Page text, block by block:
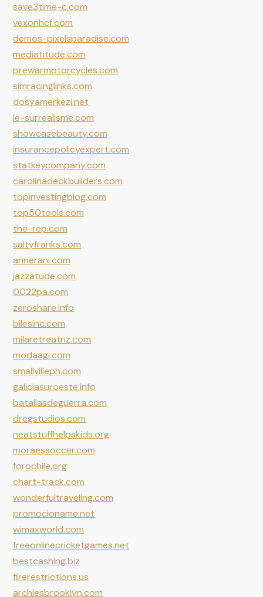
save3time-c.com
vexonhcf.com
demos-pixelsparadise.com
mediatitude.com
prewarmotorcycles.com
simracinglinks.com
dosyamerkezi.net
le-surrealisme.com
showcasebeauty.com
insurancepolicyexpert.com
statkeycompany.com
carolinadeckbuilders.com
topinvestingblog.com
top50tools.com
the-rep.com
saltyfranks.com
annerani.com
jazzatude.com
0022pa.com
zeroshare.info
bilesinc.com
milaretreatnz.com
modaagi.com
smallvilleph.com
galiciasuroeste.info
batallasdeguerra.com
dregstudios.com
neatstuffhelpskids.org
moraessoccer.com
forochile.org
chart-track.com
wonderfultraveling.com
promocioname.net
wimaxworld.com
freeonlinecricketgames.net
bestcashing.biz
firerestrictions.us
archiesbrooklyn.com